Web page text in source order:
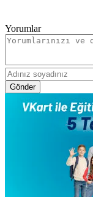
Yorumlar
Gönder